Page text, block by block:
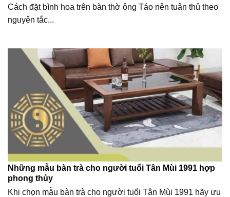
Cách đặt bình hoa trên bàn thờ ông Táo nên tuân thủ theo
nguyên tắc...
Những mẫu bàn trà cho người tuổi Tân Mùi 1991 hợp
phong thủy
Khi chọn mẫu bàn trà cho người tuổi Tân Mùi 1991 hãy ưu